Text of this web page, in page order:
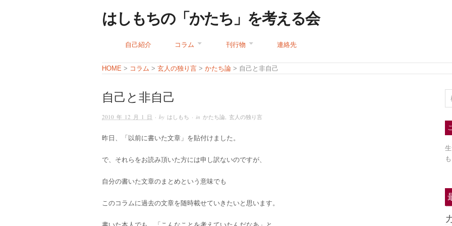
はしもちの「かたち」を考える会
自己紹介 コラム 刊行物 連絡先
HOME > コラム > 玄人の独り言 > かたち論 > 自己と非自己
自己と非自己
2010 年 12 月 1 日 · by はしもち · in かたち論, 玄人の独り言
昨日、「以前に書いた文章」を貼付けました。
で、それらをお読み頂いた方には申し訳ないのですが、
自分の書いた文章のまとめという意味でも
このコラムに過去の文章を随時載せていきたいと思います。